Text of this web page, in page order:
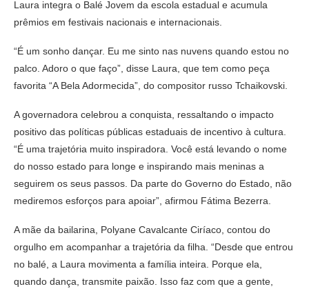
Laura integra o Balé Jovem da escola estadual e acumula
prêmios em festivais nacionais e internacionais.
“É um sonho dançar. Eu me sinto nas nuvens quando estou no
palco. Adoro o que faço”, disse Laura, que tem como peça
favorita “A Bela Adormecida”, do compositor russo Tchaikovski.
A governadora celebrou a conquista, ressaltando o impacto
positivo das políticas públicas estaduais de incentivo à cultura.
“É uma trajetória muito inspiradora. Você está levando o nome
do nosso estado para longe e inspirando mais meninas a
seguirem os seus passos. Da parte do Governo do Estado, não
mediremos esforços para apoiar”, afirmou Fátima Bezerra.
A mãe da bailarina, Polyane Cavalcante Ciríaco, contou do
orgulho em acompanhar a trajetória da filha. “Desde que entrou
no balé, a Laura movimenta a família inteira. Porque ela,
quando dança, transmite paixão. Isso faz com que a gente,